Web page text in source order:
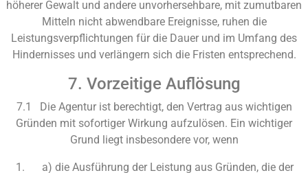
höherer Gewalt und andere unvorhersehbare, mit zumutbaren
Mitteln nicht abwendbare Ereignisse, ruhen die
Leistungsverpflichtungen für die Dauer und im Umfang des
Hindernisses und verlängern sich die Fristen entsprechend.
7. Vorzeitige Auflösung
7.1 Die Agentur ist berechtigt, den Vertrag aus wichtigen
Gründen mit sofortiger Wirkung aufzulösen. Ein wichtiger
Grund liegt insbesondere vor, wenn
a) die Ausführung der Leistung aus Gründen, die der